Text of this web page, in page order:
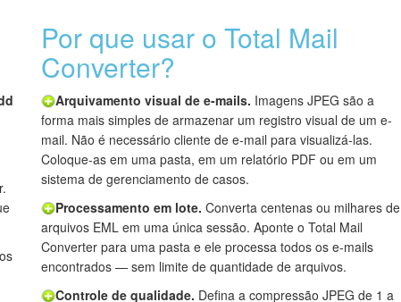
Por que usar o Total Mail
Converter?
Arquivamento visual de e-mails. Imagens JPEG são a
forma mais simples de armazenar um registro visual de um e-
mail. Não é necessário cliente de e-mail para visualizá-las.
Coloque-as em uma pasta, em um relatório PDF ou em um
sistema de gerenciamento de casos.
Processamento em lote. Converta centenas ou milhares de
arquivos EML em uma única sessão. Aponte o Total Mail
Converter para uma pasta e ele processa todos os e-mails
encontrados — sem limite de quantidade de arquivos.
Controle de qualidade. Defina a compressão JPEG de 1 a